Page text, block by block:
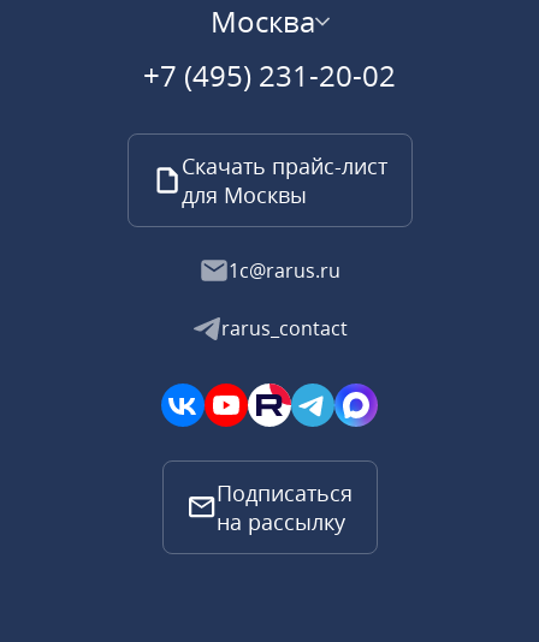
Москва
+7 (495) 231-20-02
Скачать прайс-лист
для Москвы
1c@rarus.ru
rarus_contact
Подписаться
на рассылку